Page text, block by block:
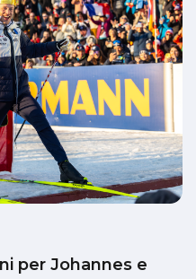
per Johannes e